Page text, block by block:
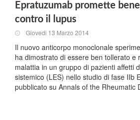
Epratuzumab promette bene
contro il lupus
Giovedi 13 Marzo 2014
Il nuovo anticorpo monoclonale
ha dimostrato di essere ben tollerato e
malattia in un gruppo di pazienti affetti
sistemico (LES) nello studio di fase IIb
pubblicato su Annals of the Rheumatic